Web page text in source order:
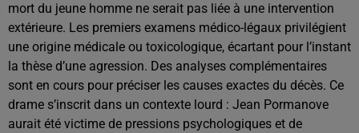
mort du jeune homme ne serait pas liée à une intervention
extérieure. Les premiers examens médico-légaux privilégient
une origine médicale ou toxicologique, écartant pour l’instant
la thèse d’une agression. Des analyses complémentaires
sont en cours pour préciser les causes exactes du décès. Ce
drame s’inscrit dans un contexte lourd : Jean Pormanove
aurait été victime de pressions psychologiques et de